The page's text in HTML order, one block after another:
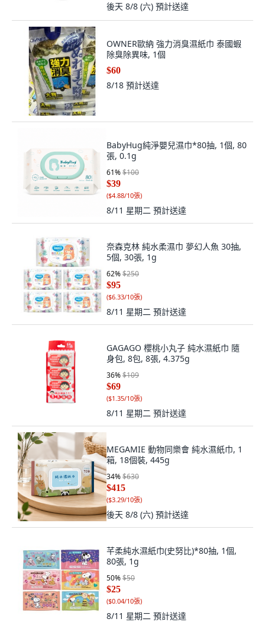
後天 8/8 (六) 預計送達
OWNER歐納 強力消臭濕紙巾 泰國蝦
除臭除異味, 1個
$60
8/18 預計送達
BabyHug純淨嬰兒濕巾*80抽, 1個, 80
張, 0.1g
61%$100
$39
($4.88/10張)
8/11 星期二 預計送達
奈森克林 純水柔濕巾 夢幻人魚 30抽,
5個, 30張, 1g
62%$250
$95
($6.33/10張)
8/11 星期二 預計送達
GAGAGO 櫻桃小丸子 純水濕紙巾 隨
身包, 8包, 8張, 4.375g
36%$109
$69
($1.35/10張)
8/11 星期二 預計送達
MEGAMIE 動物同樂會 純水濕紙巾, 1
箱, 18個裝, 445g
34%$630
$415
($3.29/10張)
後天 8/8 (六) 預計送達
芊柔純水濕紙巾(史努比)*80抽, 1個,
80張, 1g
50%$50
$25
($0.04/10張)
8/11 星期二 預計送達